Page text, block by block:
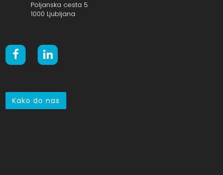
Poljanska cesta 5
1000 Ljubljana
Kako do nas